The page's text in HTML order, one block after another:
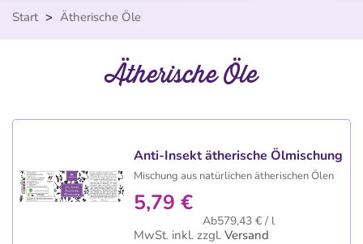
Start > Ätherische Öle
Ätherische Öle
Anti-Insekt ätherische Ölmischung
Mischung aus natürlichen ätherischen Ölen
5,79 €
Ab579,43 € / l
MwSt. inkl. zzgl. Versand